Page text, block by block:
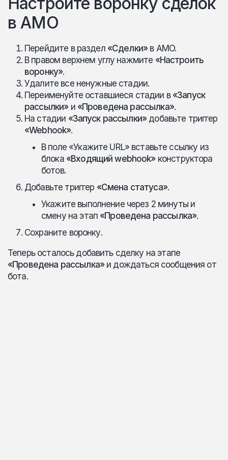
в AMO
Перейдите в раздел «Сделки»в AMO.
В правом верхнем углу нажмите «Настроить
воронку».
Удалите все ненужные стадии.
Переименуйте оставшиеся стадии в «Запуск
рассылки»и «Проведена рассылка».
На стадии «Запуск рассылки»добавьте триггер
«Webhook».
В поле «Укажите URL» вставьте ссылку из
блока «Входящий webhook»конструктора
ботов.
Добавьте триггер «Смена статуса».
Укажите выполнение через 2 минуты и
смену на этап «Проведена рассылка».
Сохраните воронку.
Теперь осталось добавить сделку на этапе
«Проведена рассылка»и дождаться сообщения от
бота.